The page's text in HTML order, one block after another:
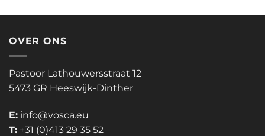
OVER ONS
Pastoor Lathouwersstraat 12
5473 GR Heeswijk-Dinther
E: info@vosca.eu
T: +31 (0)413 29 35 52